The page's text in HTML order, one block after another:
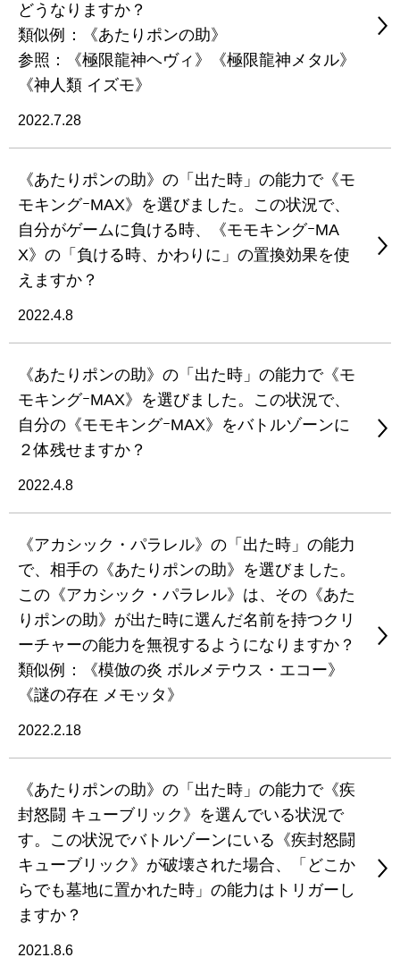
どうなりますか？
類似例：《あたりポンの助》
参照：《極限龍神ヘヴィ》《極限龍神メタル》
《神人類 イズモ》
2022.7.28
《あたりポンの助》の「出た時」の能力で《モ
モキングｰMAX》を選びました。この状況で、
自分がゲームに負ける時、《モモキングｰMA
X》の「負ける時、かわりに」の置換効果を使
えますか？
2022.4.8
《あたりポンの助》の「出た時」の能力で《モ
モキングｰMAX》を選びました。この状況で、
自分の《モモキングｰMAX》をバトルゾーンに
２体残せますか？
2022.4.8
《アカシック・パラレル》の「出た時」の能力
で、相手の《あたりポンの助》を選びました。
この《アカシック・パラレル》は、その《あた
りポンの助》が出た時に選んだ名前を持つクリ
ーチャーの能力を無視するようになりますか？
類似例：《模倣の炎 ボルメテウス・エコー》
《謎の存在 メモッタ》
2022.2.18
《あたりポンの助》の「出た時」の能力で《疾
封怒闘 キューブリック》を選んでいる状況で
す。この状況でバトルゾーンにいる《疾封怒闘
キューブリック》が破壊された場合、「どこか
らでも墓地に置かれた時」の能力はトリガーし
ますか？
2021.8.6